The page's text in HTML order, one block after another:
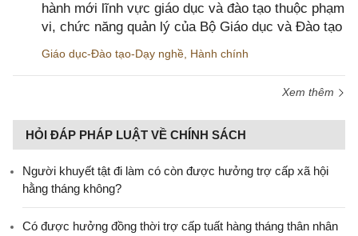
hành mới lĩnh vực giáo dục và đào tạo thuộc phạm
vi, chức năng quản lý của Bộ Giáo dục và Đào tạo
Giáo dục-Đào tạo-Dạy nghề Hành chính
Xem thêm
HỎI ĐÁP PHÁP LUẬT VỀ CHÍNH SÁCH
Người khuyết tật đi làm có còn được hưởng trợ cấp xã hội
hằng tháng không?
​Có được hưởng đồng thời trợ cấp tuất hàng tháng thân nhân